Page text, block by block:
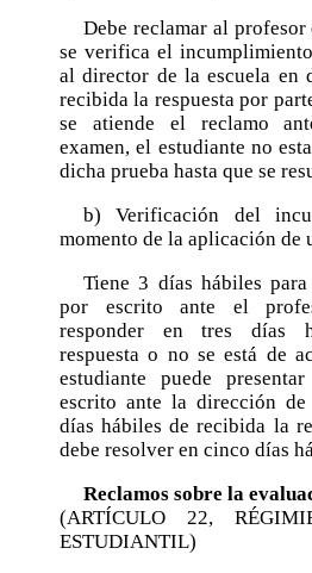
Aranceles
Reclamos
Convalidaciones /
Formulario para
Formulario para
Graduaciones
Infografías
Matrícula por excepción /
requisitos
Solicitud Constancia de
TFG
Normativa de Acoso
Normativa de
Normativa de
Normativa de Régimen
Docente
Reglamento Interno de
Reglamento Ético-
Bachillerato y
PLAN 03
Nuevo Plan de Estudios:
Meteorología
Cursos de Nuevo Plan de
Bachillerato en
Nuevo Plan de Estudios:
Cursos de Nuevo Plan
Bachillerato en Física,
Bachillerato en Física,
Posgrado
Contactos
Documentos
Debe reclamar al profesor
se verifica el
al director de la escuela en
recibida la respuesta por
se atiende el reclamo
examen, el estudiante no
dicha prueba hasta que se
b) Verificación del
momento de la aplicación de
Tiene 3 días hábiles
por escrito ante el
responder en tres días
respuesta o no se está de
estudiante puede
escrito ante la dirección
días hábiles de recibida la
debe resolver en cinco días
Reclamos sobre la
(ARTÍCULO 22,
ESTUDIANTIL)